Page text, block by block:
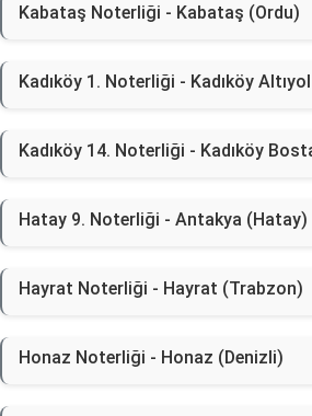
Kabataş Noterliği - Kabataş (Ordu)
Kadıköy 1. Noterliği - Kadıköy
Kadıköy 14. Noterliği - Kadıköy
Hatay 9. Noterliği - Antakya (Hatay)
Hayrat Noterliği - Hayrat (Trabzon)
Honaz Noterliği - Honaz (Denizli)